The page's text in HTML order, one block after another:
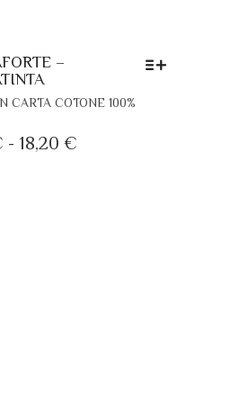
–
CARTA COTONE 100%
- 18,20 €FASCIA